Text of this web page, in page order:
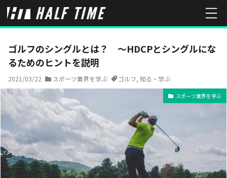
HOME スポーツ業界を学ぶ ゴルフのシングルとは？ ～HDCPと
ゴルフのシングルとは？ ～HDCPとシングルにな
るためのヒントを説明
2021/03/22 スポーツ業界を学ぶ ゴルフ, 知る・学ぶ
スポーツ業界を学ぶ